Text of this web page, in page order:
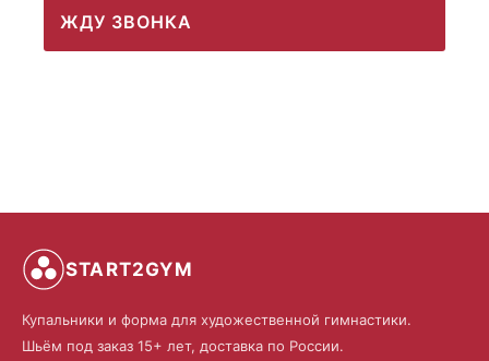
ЖДУ ЗВОНКА
START2GYM
Купальники и форма для художественной гимнастики.
Шьём под заказ 15+ лет, доставка по России.